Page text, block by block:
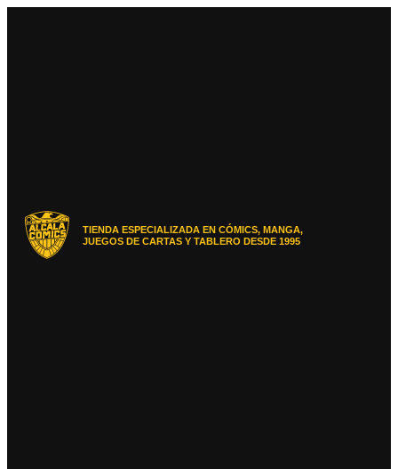
TIENDA ESPECIALIZADA EN CÓMICS, MANGA,
JUEGOS DE CARTAS Y TABLERO DESDE 1995